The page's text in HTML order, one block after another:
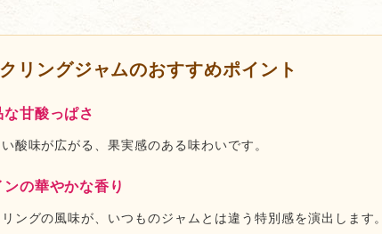
リングジャムのおすすめポイント
甘酸っぱさ
酸味が広がる、果実感のある味わいです。
の華やかな香り
ングの風味が、いつものジャムとは違う特別感を演出します。